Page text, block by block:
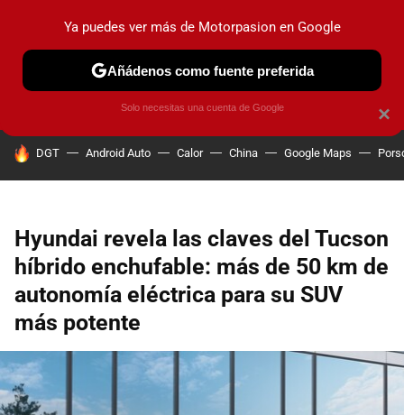
PRUEBAS COCHES ELÉCTRICOS OBSERVATORIO
HOY SE HABLA DE
DGT Android Auto Calor China Google Maps
Hyundai revela las claves del Tucson
híbrido enchufable: más de 50 km de
autonomía eléctrica para su SUV
más potente
×
Ya puedes ver más de Motorpasion en Google
Añádenos como fuente preferida
Solo necesitas una cuenta de Google